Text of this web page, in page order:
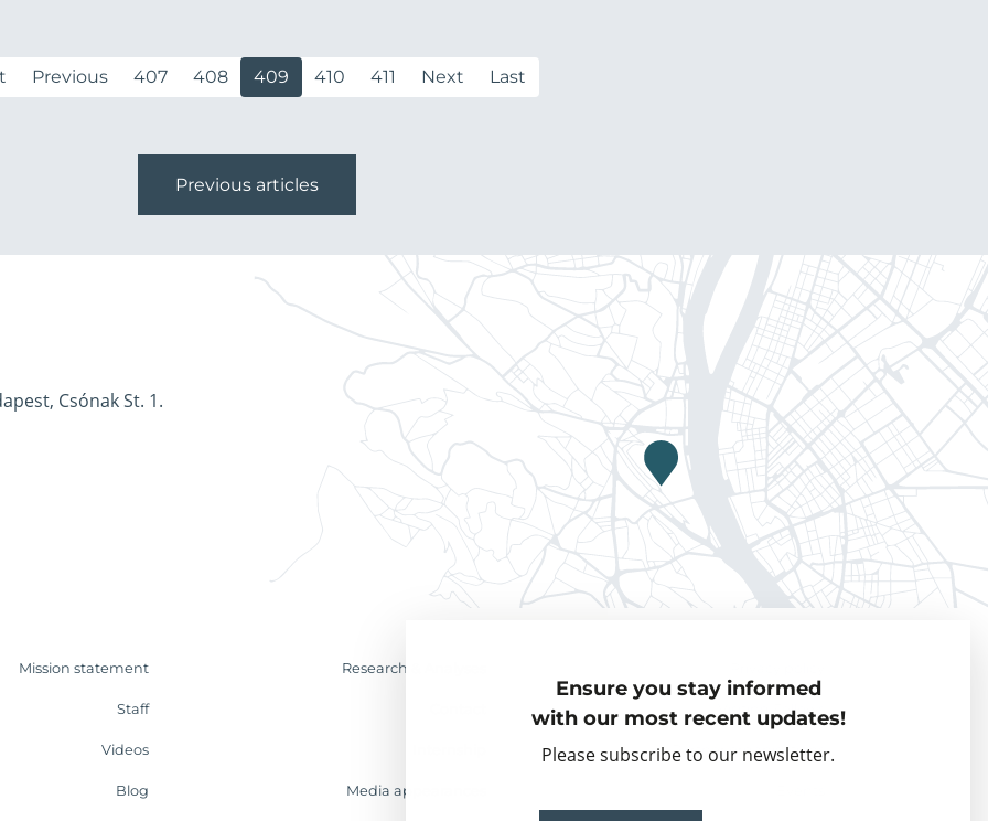
Ensure you stay informed
with our most recent updates!
Please subscribe to our newsletter.
Previous 407 408 409 410 411 Next Last
Previous articles
Csónak St. 1.
Mission statement Research & Analyses
Staff Visiting Fellows
Videos Partner organisations
Blog Media appearances